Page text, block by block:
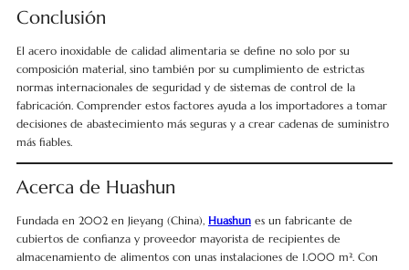
Conclusión
El acero inoxidable de calidad alimentaria se define no solo por su
composición material, sino también por su cumplimiento de estrictas
normas internacionales de seguridad y de sistemas de control de la
fabricación. Comprender estos factores ayuda a los importadores a tomar
decisiones de abastecimiento más seguras y a crear cadenas de suministro
más fiables.
Acerca de Huashun
Fundada en 2002 en Jieyang (China), Huashunes un fabricante de
cubiertos de confianza y proveedor mayorista de recipientes de
almacenamiento de alimentos con unas instalaciones de 1.000 m². Con